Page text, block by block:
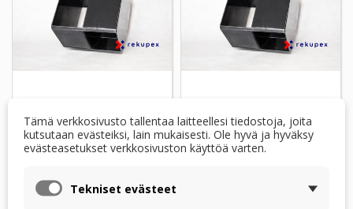
Ohitussovitin -
oikosulkuosa RXV
03/200
76,45 $
Tuote tilattavana
Ohitussovitin -
oikosulkuosa RXV
04/300
Tämä verkkosivusto tallentaa laitteellesi tiedostoja, joita
kutsutaan evästeiksi, lain mukaisesti. Ole hyvä ja hyväksy
evästeasetukset verkkosivuston käyttöä varten.
Tekniset evästeet